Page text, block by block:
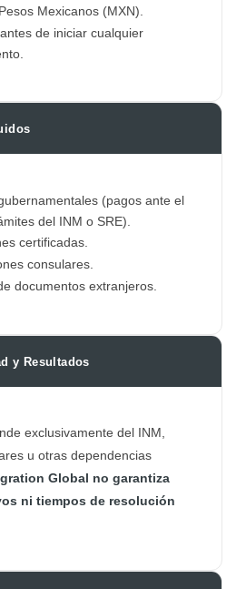
Mexicanos (MXN).
de iniciar cualquier
(pagos ante el
del INM o SRE).
certificadas.
consulares.
documentos extranjeros.
y Resultados
exclusivamente del INM,
u otras dependencias
Global no garantiza
ni tiempos de resolución